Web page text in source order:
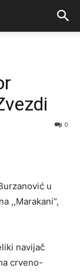
0
u
,,Marakani“,
navijač
crveno-